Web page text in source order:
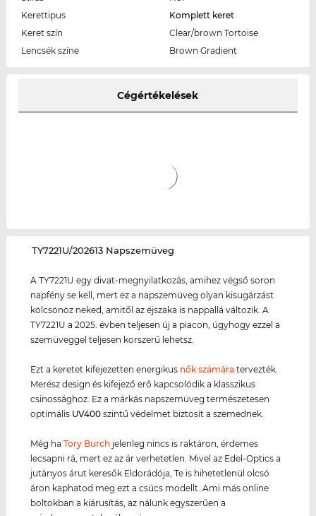
Kerettipus
Komplett keret
Keret szín
Clear/brown Tortoise
Lencsék színe
Brown Gradient
Cégértékelések
‌TY7221U/202613 Napszemüveg
A TY7221U egy divat-megnyilatkozás, amihez végső soron
napfény se kell, mert ez a napszemüveg olyan kisugárzást
kölcsönöz neked, amitől az éjszaka is nappallá változik. A
TY7221U a 2025. évben teljesen új a piacon, úgyhogy ezzel a
szemüveggel teljesen korszerű lehetsz.
Ezt a keretet kifejezetten energikus nők számára tervezték.
Merész design és kifejező erő kapcsolódik a klasszikus
csinossághoz. Ez a márkás napszemüveg természetesen
optimális UV400 szintű védelmet biztosít a szemednek.
Még haTory Burch jelenleg nincs is raktáron, érdemes
lecsapni rá, mert ez az ár verhetetlen. Mivel az Edel-Optics a
jutányos árut keresők Eldorádója, Te is hihetetlenül olcsó
áron kaphatod meg ezt a csúcs modellt. Ami más online
boltokban a kiárusítás, az nálunk egyszerűen a